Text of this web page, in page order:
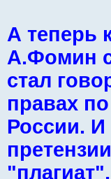
А теперь
А.Фомин
стал
правах
России.